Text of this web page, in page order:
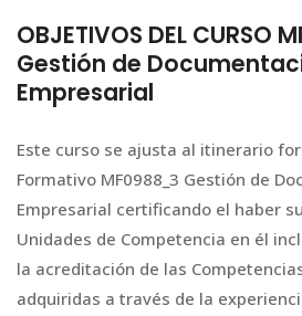
OBJETIVOS DEL CURSO
Gestión de
Empresarial
Este curso se ajusta al itinerario
Formativo MF0988_3 Gestión de
Empresarial certificando el haber
Unidades de Competencia en él
la acreditación de las
adquiridas a través de la